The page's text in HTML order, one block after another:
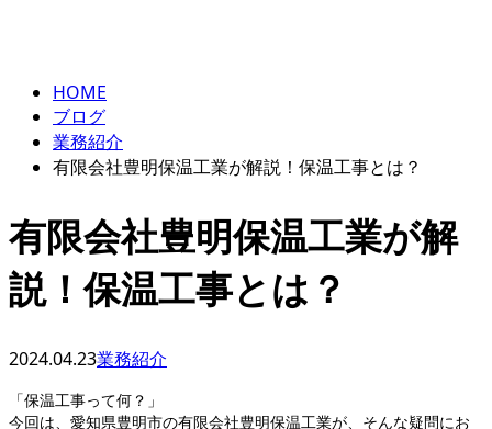
HOME
ブログ
業務紹介
有限会社豊明保温工業が解説！保温工事とは？
有限会社豊明保温工業が解
説！保温工事とは？
2024.04.23業務紹介
「保温工事って何？」
今回は、愛知県豊明市の有限会社豊明保温工業が、そんな疑問にお